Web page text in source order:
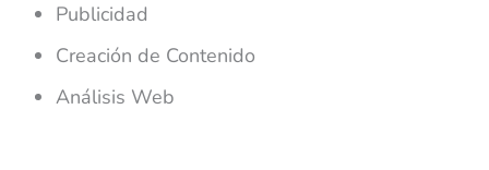
Publicidad
Creación de Contenido
Análisis Web